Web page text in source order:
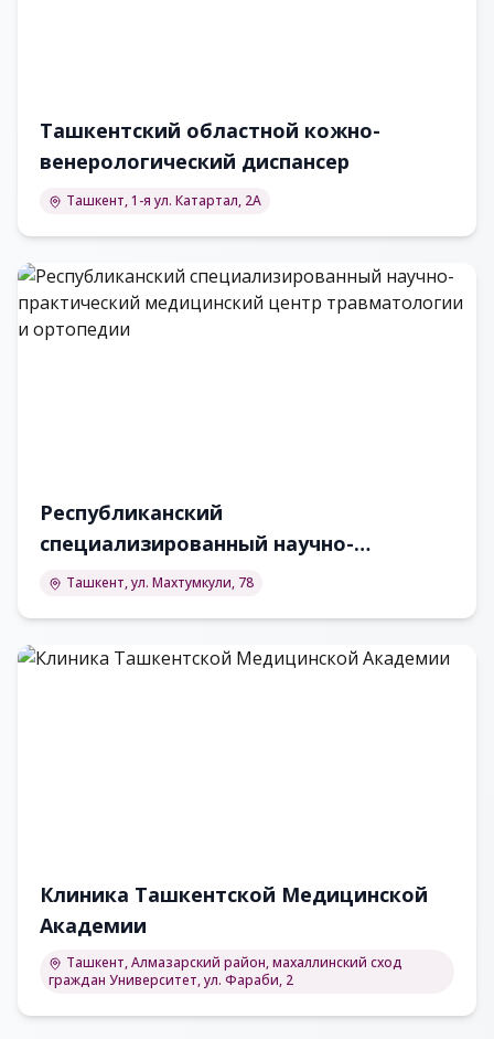
Ташкентский областной кожно-
венерологический диспансер
Ташкент, 1-я ул. Катартал, 2А
Республиканский
специализированный научно-
практический медицинский центр
Ташкент, ул. Махтумкули, 78
Клиника Ташкентской Медицинской
Академии
Ташкент, Алмазарский район, махаллинский сход
граждан Университет, ул. Фараби, 2